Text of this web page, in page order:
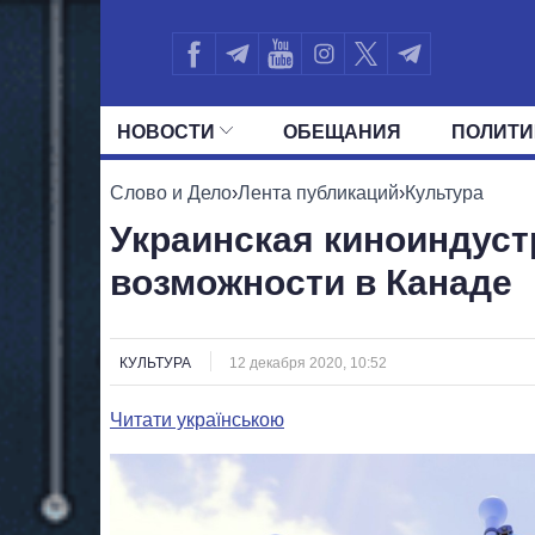
НОВОСТИ ОБЕЩАНИЯ
ВСЕ ПОЛИТИКИ ПРЕЗИДЕНТ И
Слово и Дело›Лента публикаций›Культура
Украинская
возможности в Канаде
КУЛЬТУРА 12 декабря 2020, 10:52
Читати українською